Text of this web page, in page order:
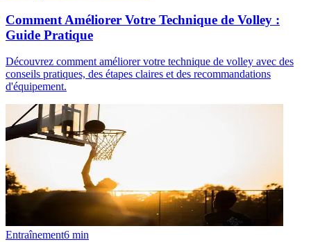
Comment Améliorer Votre Technique de Volley :
Guide Pratique
Découvrez comment améliorer votre technique de volley avec des
conseils pratiques, des étapes claires et des recommandations
d'équipement.
Entraînement6 min